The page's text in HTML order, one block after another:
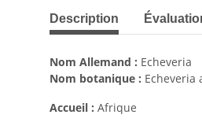
Description
Nom Allemand : Echeveria
Nom botanique : Echeveria
Accueil : Afrique